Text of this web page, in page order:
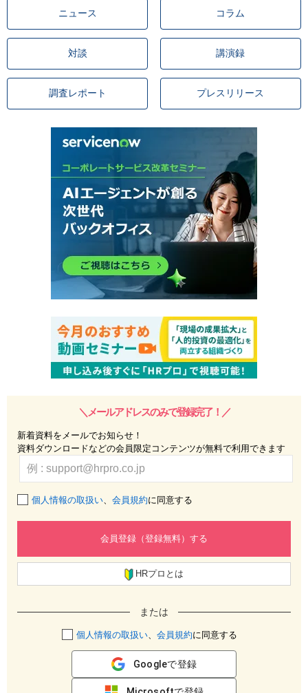
ニュース コラム
対談 講演録
調査レポート プレスリリース
＼メールアドレスのみで登録完了！／
新着資料をメールでお知らせ！
資料ダウンロードなどの会員限定コンテンツが無料で利用できます
個人情報の取扱い、 会員規約に同意する
会員登録（登録無料）する
HRプロとは
または
個人情報の取扱い、 会員規約に同意する
Googleで登録